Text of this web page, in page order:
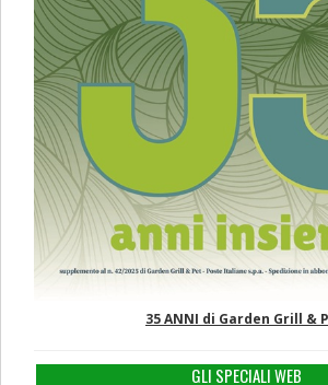
35 ANNI di Garden Grill &
GLI SPECIALI WEB